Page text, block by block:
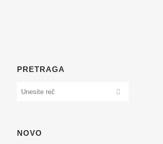
PRETRAGA
NOVO